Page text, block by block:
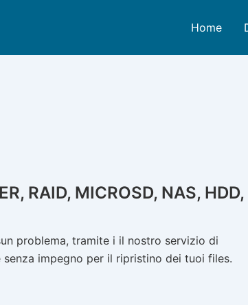
Home
RAID, MICROSD, NAS, HDD,
problema, tramite i il nostro servizio di
impegno per il ripristino dei tuoi files.